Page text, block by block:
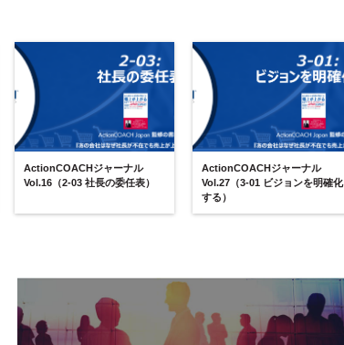
ActionCOACHジャーナル
Vol.16（2-03 社長の委任表）
ActionCOACHジャーナル
Vol.27（3-01 ビジョンを明確化
する）